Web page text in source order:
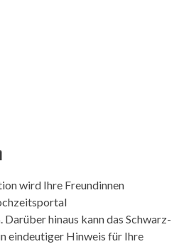
wird Ihre Freundinnen
hinaus kann das Schwarz-
eindeutiger Hinweis für Ihre